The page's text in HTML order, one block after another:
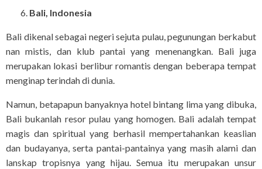
Bali, Indonesia
Bali dikenal sebagai negeri sejuta pulau, pegunungan berkabut
nan mistis, dan klub pantai yang menenangkan. Bali juga
merupakan lokasi berlibur romantis dengan beberapa tempat
menginap terindah di dunia.
Namun, betapapun banyaknya hotel bintang lima yang dibuka,
Bali bukanlah resor pulau yang homogen. Bali adalah tempat
magis dan spiritual yang berhasil mempertahankan keaslian
dan budayanya, serta pantai-pantainya yang masih alami dan
lanskap tropisnya yang hijau. Semua itu merupakan unsur